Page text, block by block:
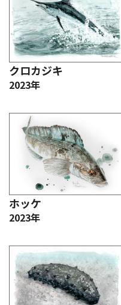
クロカジキ
2023年
ホッケ
2023年